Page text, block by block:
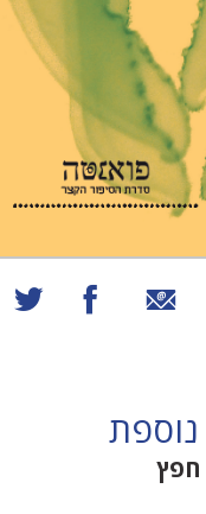
שיתוף באמצעות
שיתוף
חפץ